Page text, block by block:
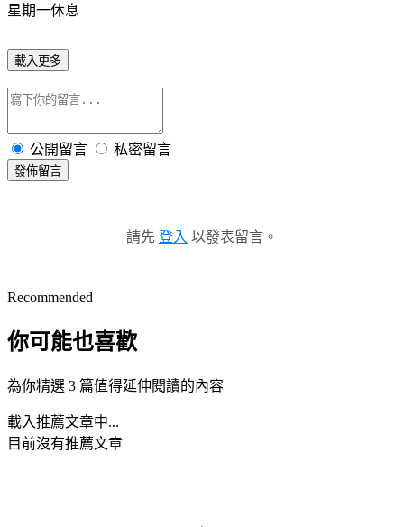
星期一休息
載入更多
公開留言 私密留言
發佈留言
請先 登入 以發表留言。
Recommended
你可能也喜歡
為你精選 3 篇值得延伸閱讀的內容
載入推薦文章中...
目前沒有推薦文章